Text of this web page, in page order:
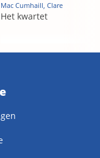
Mac Cumhaill, Clare
Het kwartet